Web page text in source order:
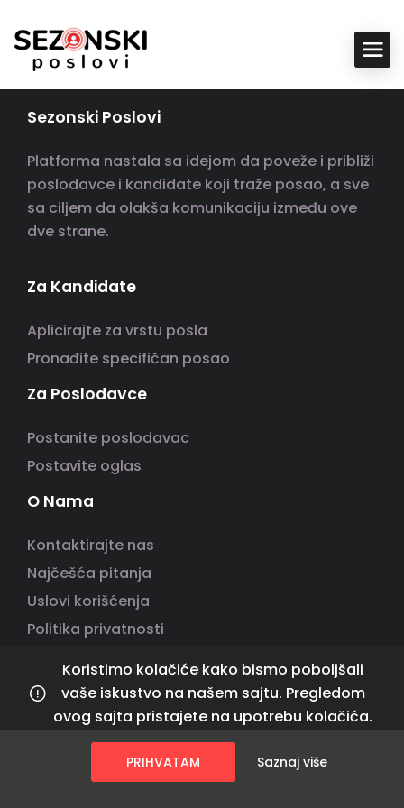
Sezonski Poslovi
Platforma nastala sa idejom da poveže i približi
poslodavce i kandidate koji traže posao, a sve
sa ciljem da olakša komunikaciju između ove
dve strane.
Za Kandidate
Aplicirajte za vrstu posla
Pronađite specifičan posao
Za Poslodavce
Postanite poslodavac
Postavite oglas
O Nama
Kontaktirajte nas
Najčešća pitanja
Uslovi korišćenja
Politika privatnosti
© 2025 | Made with ❤️
Koristimo kolačiće kako bismo poboljšali
vaše iskustvo na našem sajtu. Pregledom
ovog sajta pristajete na upotrebu kolačića.
PRIHVATAM Saznaj više